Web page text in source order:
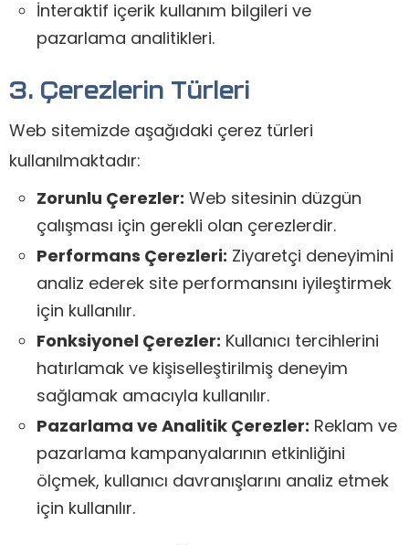
İnteraktif içerik kullanım bilgileri ve
pazarlama analitikleri.
3. Çerezlerin Türleri
Web sitemizde aşağıdaki çerez türleri
kullanılmaktadır:
Zorunlu Çerezler: Web sitesinin düzgün
çalışması için gerekli olan çerezlerdir.
Performans Çerezleri: Ziyaretçi deneyimini
analiz ederek site performansını iyileştirmek
için kullanılır.
Fonksiyonel Çerezler: Kullanıcı tercihlerini
hatırlamak ve kişiselleştirilmiş deneyim
sağlamak amacıyla kullanılır.
Pazarlama ve Analitik Çerezler: Reklam ve
pazarlama kampanyalarının etkinliğini
ölçmek, kullanıcı davranışlarını analiz etmek
için kullanılır.